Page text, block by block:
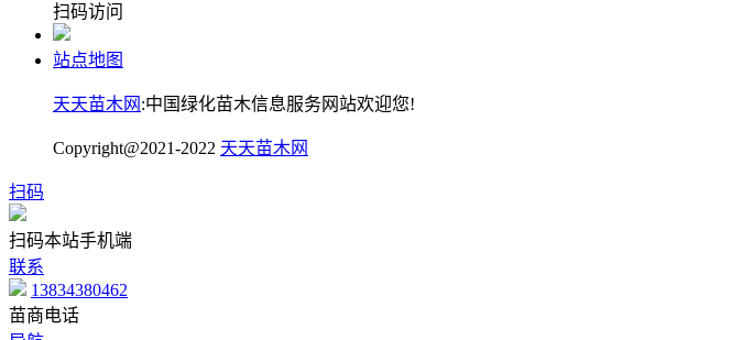
扫码访问
站点地图
天天苗木网 :中国绿化苗木信息服务网站欢迎您!
Copyright@2021-2022 天天苗木网
扫码
扫码本站手机端
联系
13834380462
苗商电话